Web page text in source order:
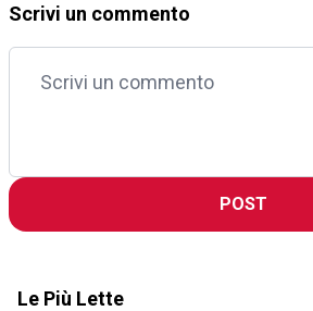
Scrivi un commento
POST
Le Più Lette